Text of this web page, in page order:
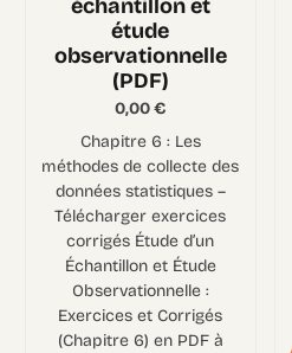
échantillon et
étude
observationnelle
(PDF)
0,00€
Chapitre 6 : Les
méthodes de collecte des
données statistiques –
Télécharger exercices
corrigés Étude d’un
Échantillon et Étude
Observationnelle :
Exercices et Corrigés
(Chapitre 6) en PDF à